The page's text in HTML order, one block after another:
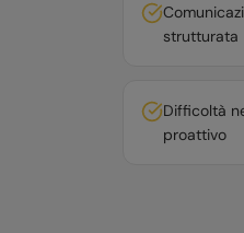
strutturata
Difficoltà
proattivo